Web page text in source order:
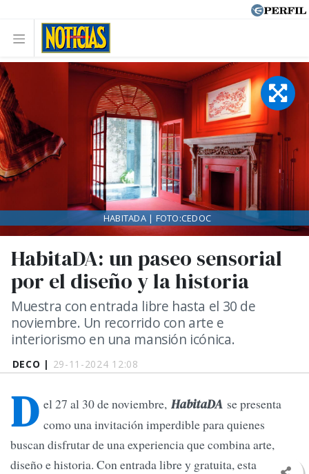
DECO | 29-11-2024 12:08
HabitaDA: un paseo sensorial
por el diseño y la historia
Muestra con entrada libre hasta el 30 de
noviembre. Un recorrido con arte e
interiorismo en una mansión icónica.
HABITADA | FOTO:CEDOC
D el 27 al 30 de noviembre, HabitaDA se presenta
como una invitación imperdible para quienes
buscan disfrutar de una experiencia que combina arte,
diseño e historia. Con entrada libre y gratuita, esta